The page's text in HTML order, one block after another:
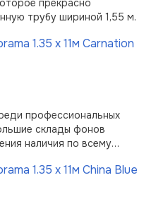
прекрасно
трубу шириной 1,55 м.
1.35 x 11м Carnation
профессиональных
склады фонов
наличия по всему
палитра цветовСамый
подлежит в …
1.35 x 11м China Blue